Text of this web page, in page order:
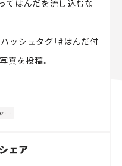
てはんだを流し込むな
ッシュタグ「#はんだ付
真を投稿。
ー
ェア